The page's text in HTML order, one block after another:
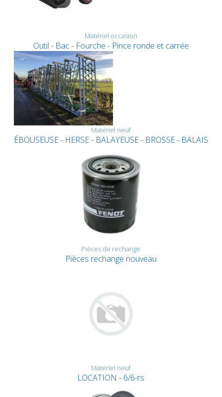
Matériel occasion
Outil - Bac - Fourche - Pince ronde et carrée
Matériel neuf
ÉBOUSEUSE - HERSE - BALAYEUSE - BROSSE - BALAIS
Pièces de rechange
Pièces rechange nouveau
Matériel neuf
LOCATION - 6/6-rs